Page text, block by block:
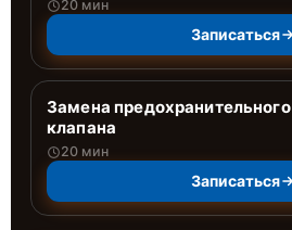
20 мин
Записаться
Замена предохранительного
клапана
20 мин
Записаться